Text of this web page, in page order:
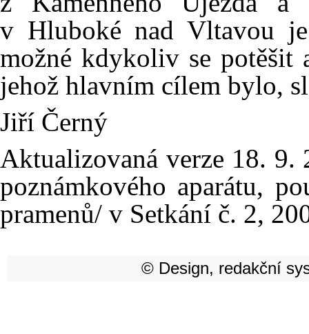
v Hluboké nad Vltavou
možné kdykoliv se potěšit
jehož hlavním cílem bylo,
Jiří Černý
Aktualizovaná verze 18. 9.
poznámkového aparátu,
pramenů/ v Setkání č. 2,
© Design, redakční